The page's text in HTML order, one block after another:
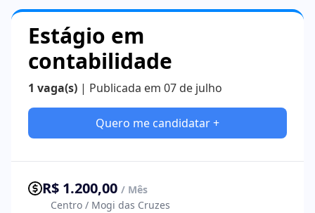
Estágio em
contabilidade
1 vaga(s) | Publicada em 07 de julho
Quero me candidatar +
R$ 1.200,00 / Mês
Centro / Mogi das Cruzes